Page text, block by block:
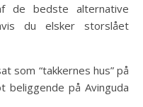
de bedste alternative
du elsker storslået
som “takkernes hus” på
beliggende på Avinguda